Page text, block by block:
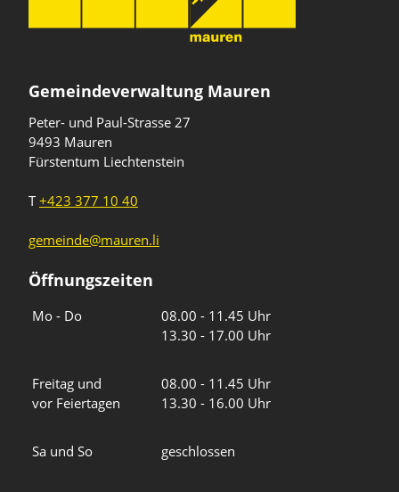
Gemeindeverwaltung Mauren
Peter- und Paul-Strasse 27
9493 Mauren
Fürstentum Liechtenstein
T+423 377 10 40
gemeinde@mauren.li
Öffnungszeiten
Mo - Do
08.00 - 11.45 Uhr
13.30 - 17.00 Uhr
Freitag und
vor Feiertagen
08.00 - 11.45 Uhr
13.30 - 16.00 Uhr
Sa und So geschlossen